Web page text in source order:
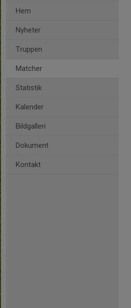
Hem
Nyheter
Truppen
Matcher
Statistik
Kalender
Bildgalleri
Dokument
Kontakt